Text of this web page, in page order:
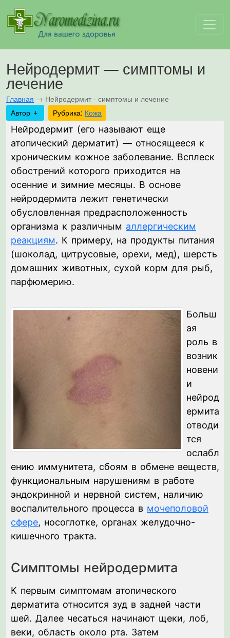
Нейродермит — симптомы и
лечение
Главная → Нейродермит - симптомы и лечение
Автор
Рубрика: Кожа
Нейродермит (его называют еще
атопический дерматит) — относящееся к
хроническим кожное заболевание. Всплеск
обострений которого приходится на
осенние и зимние месяцы. В основе
нейродермита лежит генетически
обусловленная предрасположенность
организма к различным аллергическим
реакциям. К примеру, на продукты питания
(шоколад, цитрусовые, орехи, мед), шерсть
домашних животных, сухой корм для рыб,
парфюмерию.
Больш
ая
роль в
возник
новени
и
нейрод
ермита
отводи
тся
ослабл
ению иммунитета, сбоям в обмене веществ,
функциональным нарушениям в работе
эндокринной и нервной систем, наличию
воспалительного процесса в мочеполовой
сфере, носоглотке, органах желудочно-
кишечного тракта.
Симптомы нейродермита
К первым симптомам атопического
дерматита относится зуд в задней части
шей. Далее чесаться начинают щеки, лоб,
веки, область около рта. Затем